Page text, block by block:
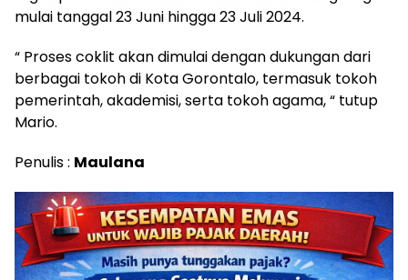
mulai tanggal 23 Juni hingga 23 Juli 2024.
“ Proses coklit akan dimulai dengan dukungan dari
berbagai tokoh di Kota Gorontalo, termasuk tokoh
pemerintah, akademisi, serta tokoh agama, “ tutup
Mario.
Penulis : Maulana